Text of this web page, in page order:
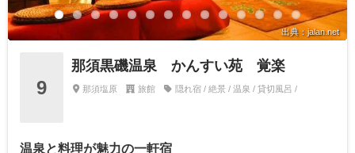
出典：jalan.net
9
那須黒磯温泉 かんすい苑 覚楽
那須塩原 旅館 隠れ宿 / 絶景 / 温泉 / 貸切風呂 /
温泉と料理が魅力の一軒宿